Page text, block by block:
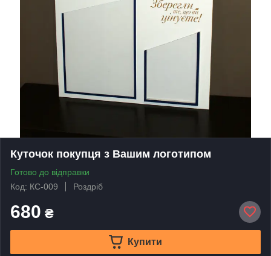
Куточок покупця з Вашим логотипом
Готово до відправки
Код: КС-009
Роздріб
680 ₴
Купити